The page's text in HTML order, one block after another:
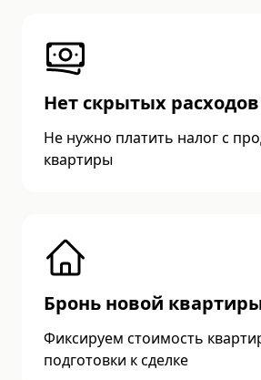
Нет скрытых расходов
Не нужно платить налог с
квартиры
Бронь новой
Фиксируем стоимость
подготовки к сделке